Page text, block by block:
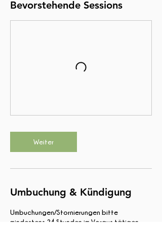
Bevorstehende Sessions
Weiter
Umbuchung & Kündigung
Umbuchungen/Stornierungen bitte
mindestens 24 Stunden im Voraus tätigen.